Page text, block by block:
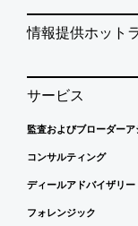
情報提供ホット
サービス
監査およびブローダーア
コンサルティング
ディールアドバイザリー
フォレンジック